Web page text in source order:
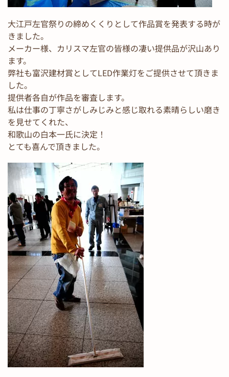
大江戸左官祭りの締めくくりとして作品賞を発表する時が
きました。
メーカー様、カリスマ左官の皆様の凄い提供品が沢山あり
ます。
弊社も富沢建材賞としてLED作業灯をご提供させて頂きま
した。
提供者各自が作品を審査します。
私は仕事の丁寧さがしみじみと感じ取れる素晴らしい磨き
を見せてくれた、
和歌山の白本一氏に決定！
とても喜んで頂きました。